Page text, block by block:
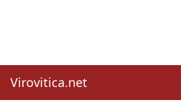
Virovitica.net